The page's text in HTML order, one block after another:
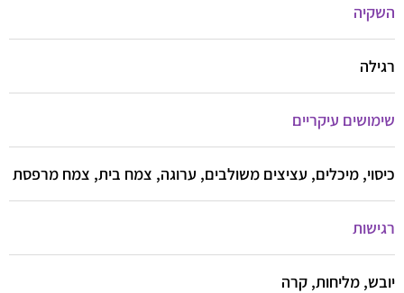
השקיה
רגילה
שימושים עיקריים
כיסוי, מיכלים, עציצים משולבים, ערוגה, צמח בית, צמח מרפסת
רגישות
יובש, מליחות, קרה